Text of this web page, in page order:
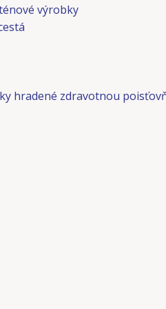
výrobky
hradené zdravotnou